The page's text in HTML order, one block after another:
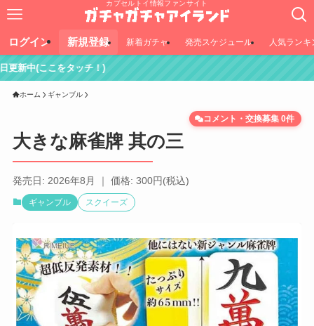
カプセルトイ情報ファンサイト
ログイン 新規登録 新着ガチャ 発売スケジュール 人気ランキ
ッチ！)
ホーム ギャンブル
大きな麻雀牌 其の三
コメント・交換募集 0件
発売日: 2026年8月 ｜ 価格: 300円(税込)
ギャンブル スクイーズ